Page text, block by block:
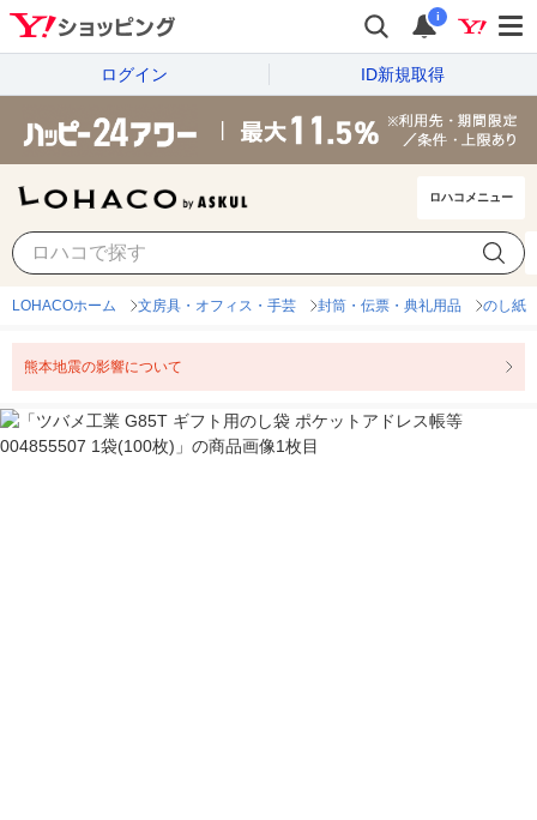
i
ログイン ID新規取得
ロハコメニュー
LOHACOホーム 文房具・オフィス・手芸 封筒・伝票・典礼用品 のし紙
熊本地震の影響について